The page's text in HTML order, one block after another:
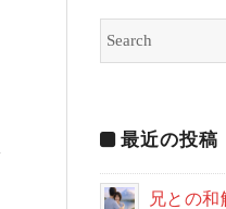
最近の投稿
兄との